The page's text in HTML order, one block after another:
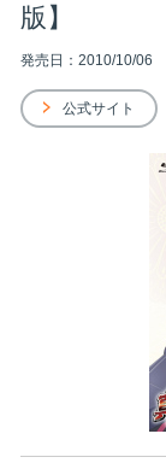
版】
発売日：2010/10/06
公式サイト